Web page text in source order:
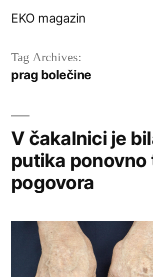
EKO magazin
Tag Archives:
prag bolečine
V čakalnici je
putika ponovno
pogovora